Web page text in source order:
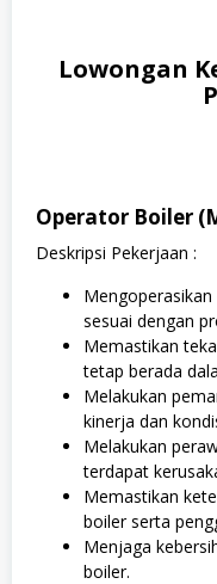
Lowongan
Operator Boiler
Deskripsi Pekerjaan :
sesuai dengan
Memastikan
tetap berada
Melakukan
kinerja dan
Melakukan
terdapat
Memastikan
boiler serta
Menjaga
boiler.